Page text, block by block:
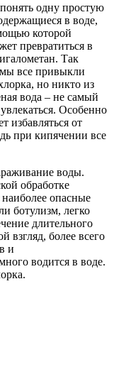
одну простую
в воде,
которой
превратиться в
Так
все привыкли
но никто из
вода – не самый
Особенно
избавляться от
при кипячении все
воды.
обработке
опасные
ботулизм, легко
длительного
взгляд, более всего
и
водится в воде.